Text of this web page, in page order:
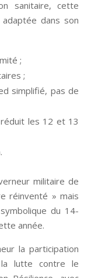
sanitaire, cette
dans son
;
;
simplifié, pas de
les 12 et 13
militaire de
réinventé » mais
du 14-
année.
la participation
la lutte contre le